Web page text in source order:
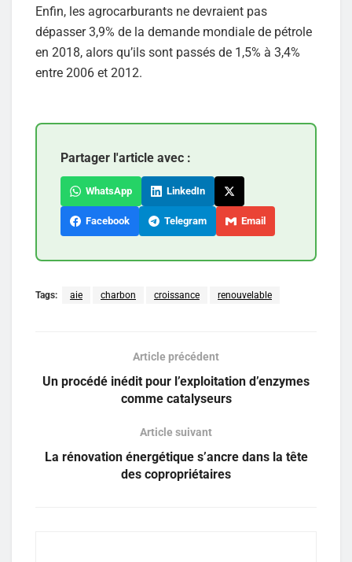
Enfin, les agrocarburants ne devraient pas
dépasser 3,9% de la demande mondiale de pétrole
en 2018, alors qu’ils sont passés de 1,5% à 3,4%
entre 2006 et 2012.
Partager l'article avec :
WhatsApp LinkedIn
Facebook Telegram Email
Tags: aie charbon croissance renouvelable
Article précédent
Un procédé inédit pour l’exploitation d’enzymes
comme catalyseurs
Article suivant
La rénovation énergétique s’ancre dans la tête
des copropriétaires